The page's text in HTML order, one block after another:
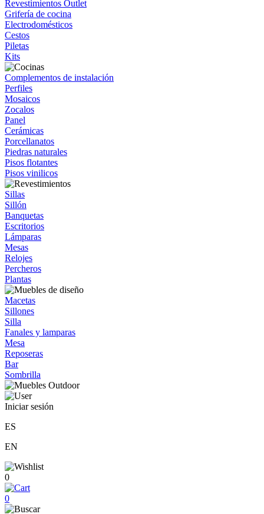
Revestimientos Outlet
Grifería de cocina
Electrodomésticos
Cestos
Piletas
Kits
Complementos de instalación
Perfiles
Mosaicos
Zocalos
Panel
Cerámicas
Porcellanatos
Piedras naturales
Pisos flotantes
Pisos vinilicos
Sillas
Sillón
Banquetas
Escritorios
Lámparas
Mesas
Relojes
Percheros
Plantas
Macetas
Sillones
Silla
Fanales y lamparas
Mesa
Reposeras
Bar
Sombrilla
Iniciar sesión
ES
EN
0
0